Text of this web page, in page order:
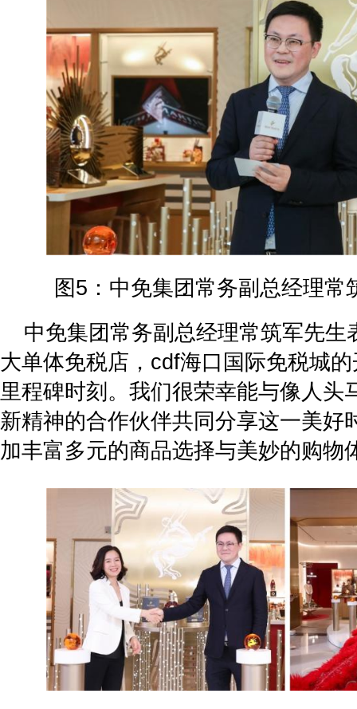
图5：中免集团常务副总经理常
中免集团常务副总经理常筑军先生
大单体免税店，cdf海口国际免税城
里程碑时刻。我们很荣幸能与像人头
新精神的合作伙伴共同分享这一美好
加丰富多元的商品选择与美妙的购物